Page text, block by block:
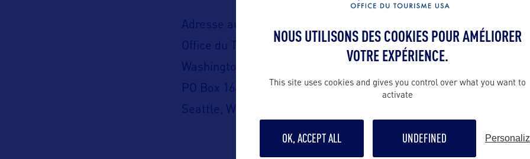
Adresse aux USA :
Office du Tourisme de
Washington State
PO Box 16612
Seattle, WA 98116
Représentation en France :
NOUS UTILISONS DES COOKIES POUR AMÉLIORER
VOTRE EXPÉRIENCE.
This site uses cookies and gives you control over what you want to
activate
OK, ACCEPT ALL UNDEFINED